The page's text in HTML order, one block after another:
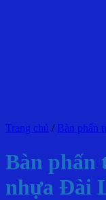
Trang chủ / Bàn phấn
Bàn phấn
nhựa Đài